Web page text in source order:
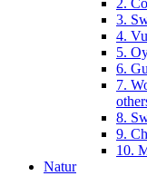
2.
3.
4.
5.
6.
7.
8.
9.
10.
Natur